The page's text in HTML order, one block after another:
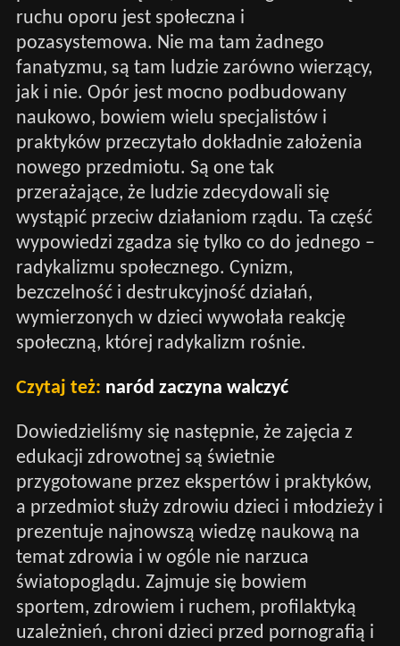
ruchu oporu jest społeczna i
pozasystemowa. Nie ma tam żadnego
fanatyzmu, są tam ludzie zarówno wierzący,
jak i nie. Opór jest mocno podbudowany
naukowo, bowiem wielu specjalistów i
praktyków przeczytało dokładnie założenia
nowego przedmiotu. Są one tak
przerażające, że ludzie zdecydowali się
wystąpić przeciw działaniom rządu. Ta część
wypowiedzi zgadza się tylko co do jednego –
radykalizmu społecznego. Cynizm,
bezczelność i destrukcyjność działań,
wymierzonych w dzieci wywołała reakcję
społeczną, której radykalizm rośnie.
Czytaj też: naród zaczyna walczyć
Dowiedzieliśmy się następnie, że zajęcia z
edukacji zdrowotnej są świetnie
przygotowane przez ekspertów i praktyków,
a przedmiot służy zdrowiu dzieci i młodzieży i
prezentuje najnowszą wiedzę naukową na
temat zdrowia i w ogóle nie narzuca
światopoglądu. Zajmuje się bowiem
sportem, zdrowiem i ruchem, profilaktyką
uzależnień, chroni dzieci przed pornografią i